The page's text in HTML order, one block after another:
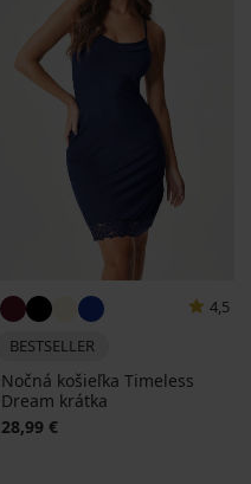
4,5
BESTSELLER
Nočná košieľka Timeless
Dream krátka
28,99 €